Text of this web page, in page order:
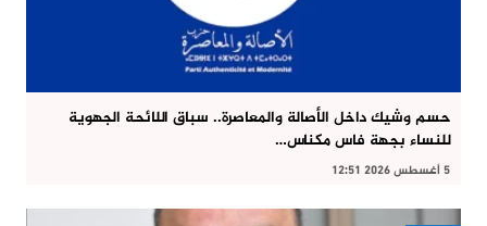
حسم وشيك داخل الأصالة والمعاصرة.. سباق اللائحة الجهوية
للنساء بجهة فاس مكناس…
5 أغسطس 2026 12:51